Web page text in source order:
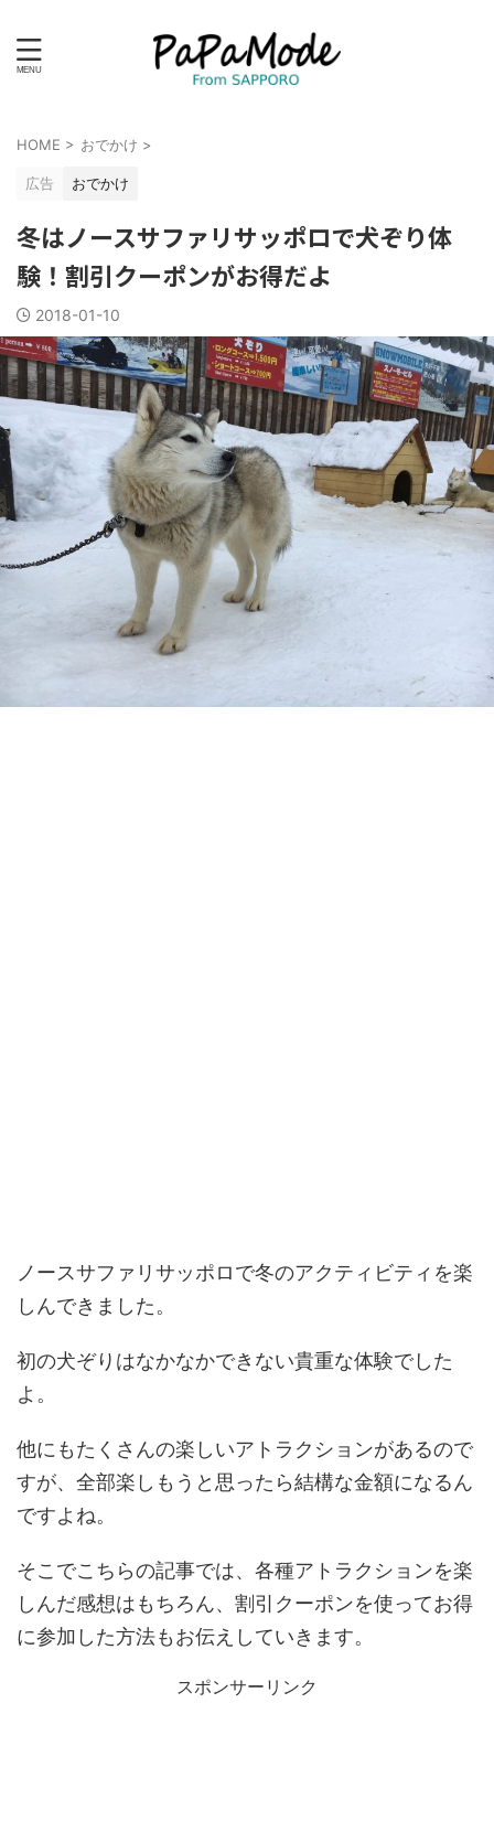
HOME > おでかけ >
広告 おでかけ
冬はノースサファリサッポロで犬ぞり体
験！割引クーポンがお得だよ
2018-01-10
ノースサファリサッポロで冬のアクティビティを楽
しんできました。
初の犬ぞりはなかなかできない貴重な体験でした
よ。
他にもたくさんの楽しいアトラクションがあるので
すが、全部楽しもうと思ったら結構な金額になるん
ですよね。
そこでこちらの記事では、各種アトラクションを楽
しんだ感想はもちろん、割引クーポンを使ってお得
に参加した方法もお伝えしていきます。
スポンサーリンク